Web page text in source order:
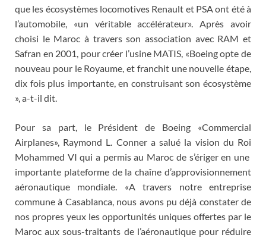
que les écosystèmes locomotives Renault et PSA ont été à
l’automobile, «un véritable accélérateur». Après avoir
choisi le Maroc à travers son association avec RAM et
Safran en 2001, pour créer l’usine MATIS, «Boeing opte de
nouveau pour le Royaume, et franchit une nouvelle étape,
dix fois plus importante, en construisant son écosystème
», a-t-il dit.
Pour sa part, le Président de Boeing «Commercial
Airplanes», Raymond L. Conner a salué la vision du Roi
Mohammed VI qui a permis au Maroc de s’ériger en une
importante plateforme de la chaîne d’approvisionnement
aéronautique mondiale. «A travers notre entreprise
commune à Casablanca, nous avons pu déjà constater de
nos propres yeux les opportunités uniques offertes par le
Maroc aux sous-traitants de l’aéronautique pour réduire